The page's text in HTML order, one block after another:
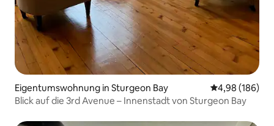
Eigentumswohnung in Sturgeon Bay
4,98 (186)
Blick auf die 3rd Avenue – Innenstadt von Sturgeon Bay